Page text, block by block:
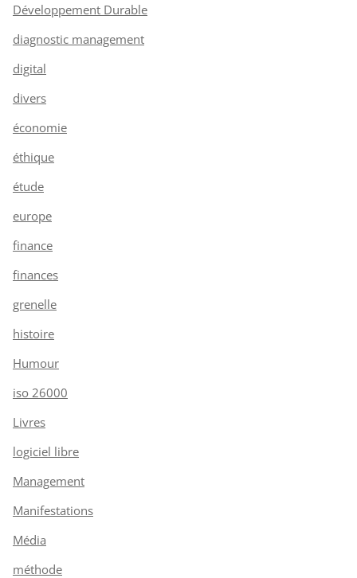
Développement Durable
diagnostic management
digital
divers
économie
éthique
étude
europe
finance
finances
grenelle
histoire
Humour
iso 26000
Livres
logiciel libre
Management
Manifestations
Média
méthode